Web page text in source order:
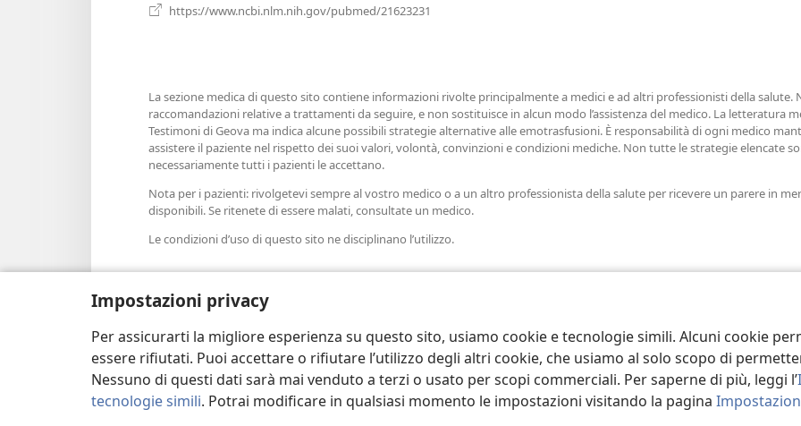
Impostazioni privacy
Per assicurarti la migliore esperienza su questo sito, usiamo cookie e tecnologie simili. Alcuni cookie
essere rifiutati. Puoi accettare o rifiutare l’utilizzo degli altri cookie, che usiamo al solo scopo di
Nessuno di questi dati sarà mai venduto a terzi o usato per scopi commerciali. Per saperne di più, leggi l’
tecnologie simili. Potrai modificare in qualsiasi momento le impostazioni visitando la pagina
https://www.ncbi.nlm.nih.gov/pubmed/21623231
La sezione medica di questo sito contiene informazioni rivolte principalmente a medici e ad altri professionisti della
raccomandazioni relative a trattamenti da seguire, e non sostituisce in alcun modo l’assistenza del medico. La letteratura
Testimoni di Geova ma indica alcune possibili strategie alternative alle emotrasfusioni. È responsabilità di ogni medico
assistere il paziente nel rispetto dei suoi valori, volontà, convinzioni e condizioni mediche. Non tutte le strategie elencate
necessariamente tutti i pazienti le accettano.
Nota per i pazienti: rivolgetevi sempre al vostro medico o a un altro professionista della salute per ricevere un parere in
disponibili. Se ritenete di essere malati, consultate un medico.
Le condizioni d’uso di questo sito ne disciplinano l’utilizzo.
© 2026 Watch Tower Bible and Tract Society of Pennsylvania. CONDIZIONI D’USO | INFORMATIVA